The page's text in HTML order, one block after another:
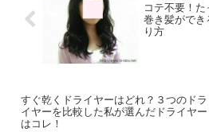
コテ不要！
巻き髪ができ
り方
すぐ乾くドライヤーはどれ？３つのドラ
イヤーを比較した私が選んだドライヤー
はコレ！